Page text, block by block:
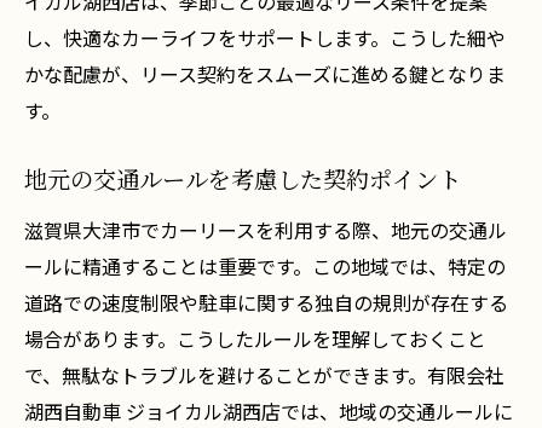
カーリース契約前に知っておくべき比較ポイン
ト
契約内容の透明性を確認する方法
リース料金の仕組みを知る
地域特性を踏まえた契約条件のチェックポ
イント
後悔しない契約のための注意点
滋賀県大津市特化型カーリースプランの魅力
し、快適なカーライフをサポートします。こうした細や
かな配慮が、リース契約をスムーズに進める鍵となりま
す。
地元の交通ルールを考慮した契約ポイント
滋賀県大津市でカーリースを利用する際、地元の交通ル
ールに精通することは重要です。この地域では、特定の
道路での速度制限や駐車に関する独自の規則が存在する
場合があります。こうしたルールを理解しておくこと
で、無駄なトラブルを避けることができます。有限会社
湖西自動車 ジョイカル湖西店では、地域の交通ルールに